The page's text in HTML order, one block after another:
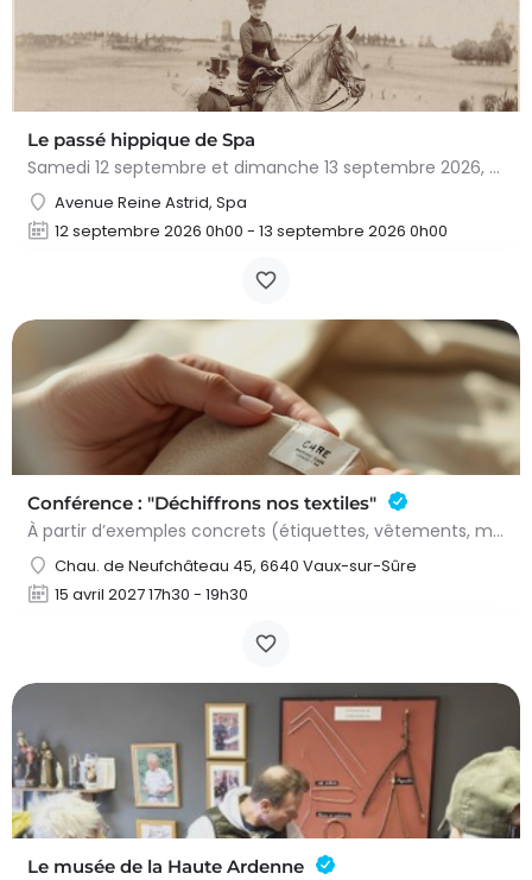
Le passé hippique de Spa
Samedi 12 septembre et dimanche 13 septembre 2026, plongez dans l'histoire fascinante du cheval à…
Avenue Reine Astrid, Spa
12 septembre 2026 0h00 - 13 septembre 2026 0h00
Conférence : "Déchiffrons nos textiles"
À partir d’exemples concrets (étiquettes, vêtements, matières), nous découvrirons ce qui se cache derrière…
Chau. de Neufchâteau 45, 6640 Vaux-sur-Sûre
15 avril 2027 17h30 - 19h30
Le musée de la Haute Ardenne